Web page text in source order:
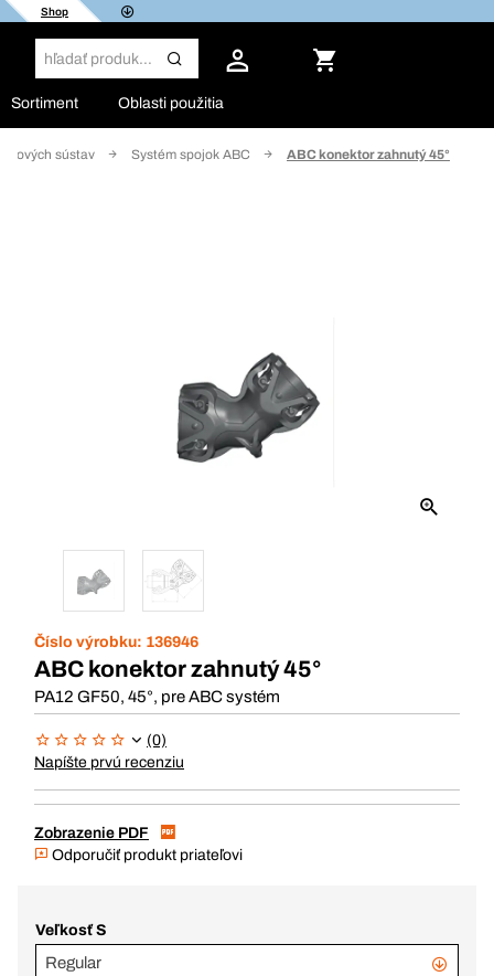
Shop
Sortiment Oblasti použitia
sústav Systém spojok ABC ABC konektor zahnutý 45°
Číslo výrobku: 136946
ABC konektor zahnutý 45°
PA12 GF50, 45°, pre ABC systém
(0)
Napíšte prvú recenziu
Zobrazenie PDF
Odporučiť produkt priateľovi
Veľkosť S
Regular